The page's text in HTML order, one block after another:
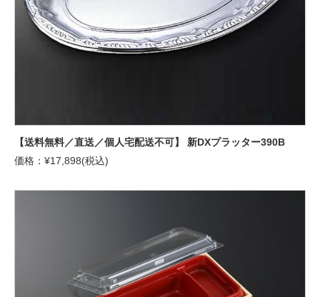
【送料無料／直送／個人宅配送不可】 新DXプラッター390B
価格：¥17,898(税込)